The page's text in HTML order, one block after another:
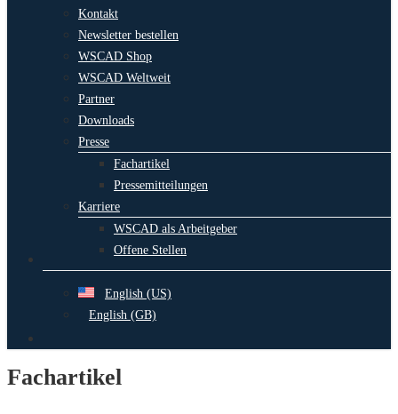
Kontakt
Newsletter bestellen
WSCAD Shop
WSCAD Weltweit
Partner
Downloads
Presse
Fachartikel
Pressemitteilungen
Karriere
WSCAD als Arbeitgeber
Offene Stellen
English (US)
English (GB)
Fachartikel